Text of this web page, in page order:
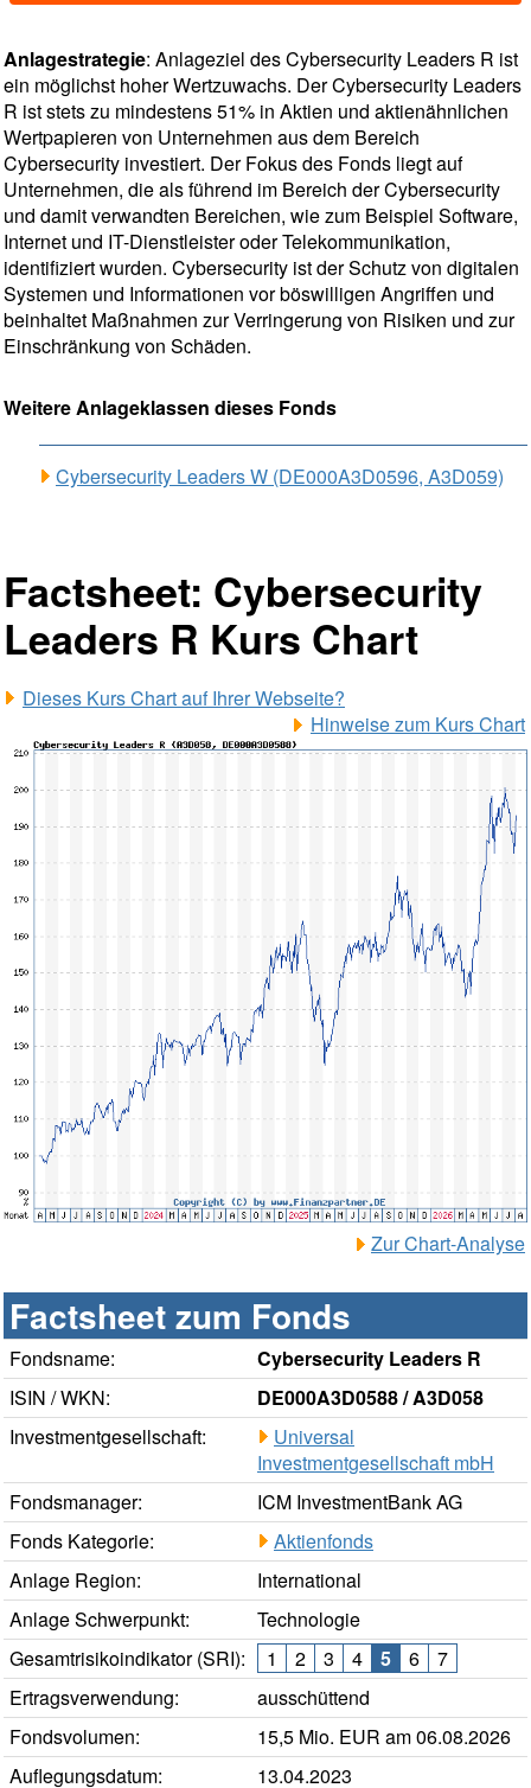
Anlagestrategie: Anlageziel des Cybersecurity Leaders R ist
ein möglichst hoher Wertzuwachs. Der Cybersecurity Leaders
R ist stets zu mindestens 51% in Aktien und aktienähnlichen
Wertpapieren von Unternehmen aus dem Bereich
Cybersecurity investiert. Der Fokus des Fonds liegt auf
Unternehmen, die als führend im Bereich der Cybersecurity
und damit verwandten Bereichen, wie zum Beispiel Software,
Internet und IT-Dienstleister oder Telekommunikation,
identifiziert wurden. Cybersecurity ist der Schutz von digitalen
Systemen und Informationen vor böswilligen Angriffen und
beinhaltet Maßnahmen zur Verringerung von Risiken und zur
Einschränkung von Schäden.
Weitere Anlageklassen dieses Fonds
Cybersecurity Leaders W (DE000A3D0596, A3D059)
Factsheet: Cybersecurity
Leaders R Kurs Chart
Dieses Kurs Chart auf Ihrer Webseite?
Hinweise zum Kurs Chart
Zur Chart-Analyse
Factsheet zum Fonds
Fondsname:
Cybersecurity Leaders R
ISIN / WKN:
DE000A3D0588 / A3D058
Investmentgesellschaft:
Universal
Investmentgesellschaft mbH
Fondsmanager:
ICM InvestmentBank AG
Fonds Kategorie:
Aktienfonds
Anlage Region:
International
Anlage Schwerpunkt:
Technologie
Gesamtrisikoindikator (SRI):
1 2 3 4 5 6
7
Ertragsverwendung:
ausschüttend
Fondsvolumen:
15,5 Mio. EUR am 06.08.2026
Auflegungsdatum:
13.04.2023